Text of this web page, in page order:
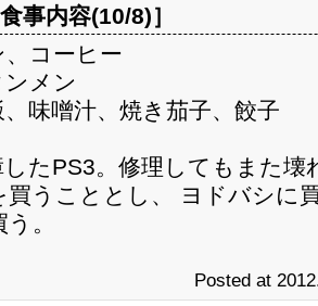
食事内容(10/8)］
コーヒー
メン
味噌汁、焼き茄子、餃子
したPS3。修理してもまた
買うこととし、 ヨドバシに
。
Posted at